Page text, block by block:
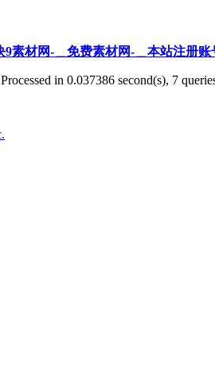
9素材网-＿免费素材网-＿本站注册账
in 0.037386 second(s), 7